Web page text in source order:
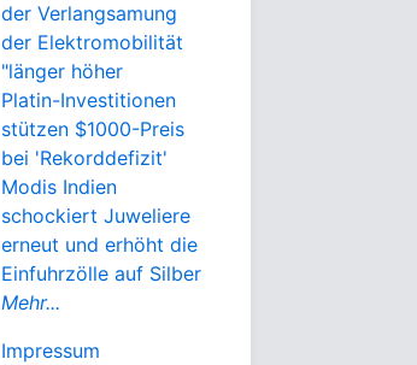
der Verlangsamung
der Elektromobilität
"länger höher
Platin-Investitionen
stützen $1000-Preis
bei 'Rekorddefizit'
Modis Indien
schockiert Juweliere
erneut und erhöht die
Einfuhrzölle auf Silber
Mehr...
Impressum